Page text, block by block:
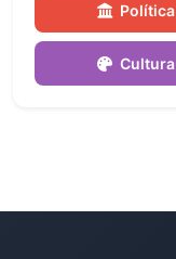
Política
Cultura